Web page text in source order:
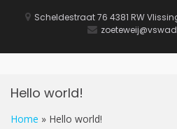
Scheldestraat 76 4381 RW
Hello world!
Home » Hello world!